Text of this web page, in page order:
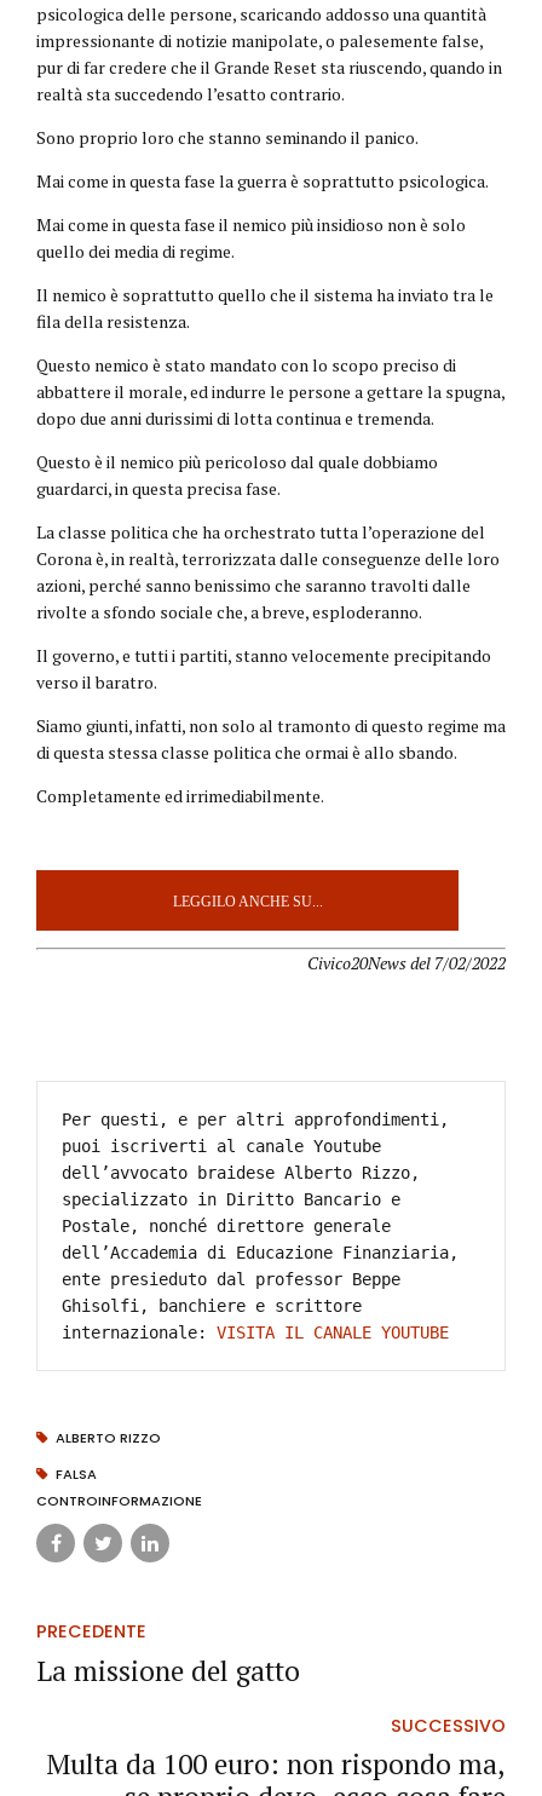
psicologica delle persone, scaricando addosso una quantità
impressionante di notizie manipolate, o palesemente false,
pur di far credere che il Grande Reset sta riuscendo, quando in
realtà sta succedendo l’esatto contrario.
Sono proprio loro che stanno seminando il panico.
Mai come in questa fase la guerra è soprattutto psicologica.
Mai come in questa fase il nemico più insidioso non è solo
quello dei media di regime.
Il nemico è soprattutto quello che il sistema ha inviato tra le
fila della resistenza.
Questo nemico è stato mandato con lo scopo preciso di
abbattere il morale, ed indurre le persone a gettare la spugna,
dopo due anni durissimi di lotta continua e tremenda.
Questo è il nemico più pericoloso dal quale dobbiamo
guardarci, in questa precisa fase.
La classe politica che ha orchestrato tutta l’operazione del
Corona è, in realtà, terrorizzata dalle conseguenze delle loro
azioni, perché sanno benissimo che saranno travolti dalle
rivolte a sfondo sociale che, a breve, esploderanno.
Il governo, e tutti i partiti, stanno velocemente precipitando
verso il baratro.
Siamo giunti, infatti, non solo al tramonto di questo regime ma
di questa stessa classe politica che ormai è allo sbando.
Completamente ed irrimediabilmente.
LEGGILO ANCHE SU...
Civico20News del 7/02/2022
Per questi, e per altri approfondimenti,
puoi iscriverti al canale Youtube
dell’avvocato braidese Alberto Rizzo,
specializzato in Diritto Bancario e
Postale, nonché direttore generale
dell’Accademia di Educazione Finanziaria,
ente presieduto dal professor Beppe
Ghisolfi, banchiere e scrittore
internazionale: VISITA IL CANALE YOUTUBE
ALBERTO RIZZO
FALSA
CONTROINFORMAZIONE
PRECEDENTE
La missione del gatto
SUCCESSIVO
Multa da 100 euro: non rispondo ma,